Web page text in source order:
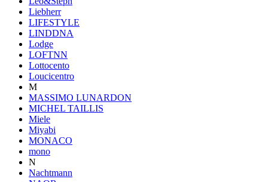
Liebherr
LIFESTYLE
LINDDNA
Lodge
LOFTNN
Lottocento
Loucicentro
M
MASSIMO LUNARDON
MICHEL TAILLIS
Miele
Miyabi
MONACO
mono
N
Nachtmann